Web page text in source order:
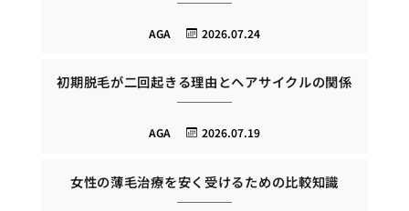
2026.07.24
AGA
初期脱毛が二回起きる理由とヘアサイクルの関係
2026.07.19
AGA
女性の薄毛治療を安く受けるための比較知識